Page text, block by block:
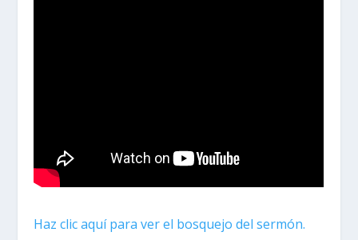
Haz clic aquí para ver el bosquejo del sermón.